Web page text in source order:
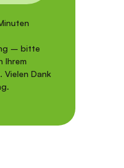
– bitte
Ihrem
Vielen Dank